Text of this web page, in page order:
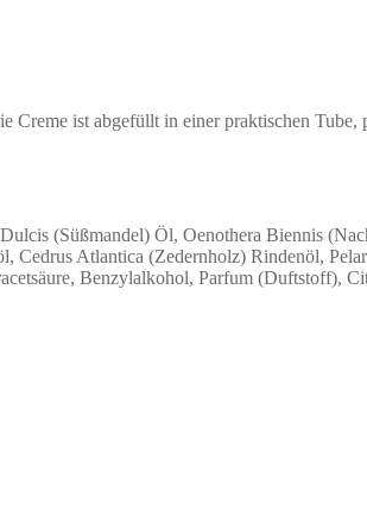
Creme ist abgefüllt in einer praktischen Tube,
(Süßmandel) Öl, Oenothera Biennis
Cedrus Atlantica (Zedernholz) Rindenöl,
Benzylalkohol, Parfum (Duftstoff),